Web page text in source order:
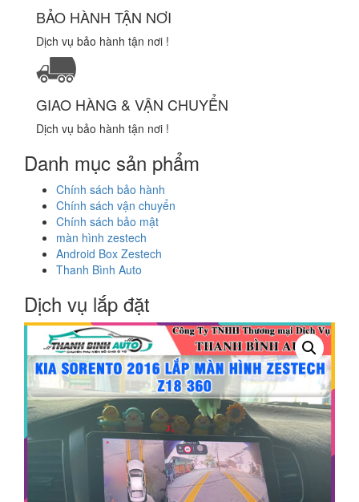
BẢO HÀNH TẬN NƠI
Dịch vụ bảo hành tận nơi !
GIAO HÀNG & VẬN CHUYỂN
Dịch vụ bảo hành tận nơi !
Danh mục sản phẩm
Chính sách bảo hành
Chính sách vận chuyển
Chính sách bảo mật
màn hình zestech
Android Box Zestech
Thanh Bình Auto
Dịch vụ lắp đặt